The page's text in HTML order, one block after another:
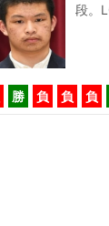
段。
勝 負 負 負